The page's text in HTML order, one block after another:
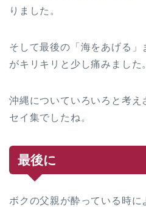
りました。
そして最後の「海をあげる」
がキリキリと少し痛みました
沖縄についていろいろと考え
セイ集でしたね。
最後に
ボクの父親が酔っている時に